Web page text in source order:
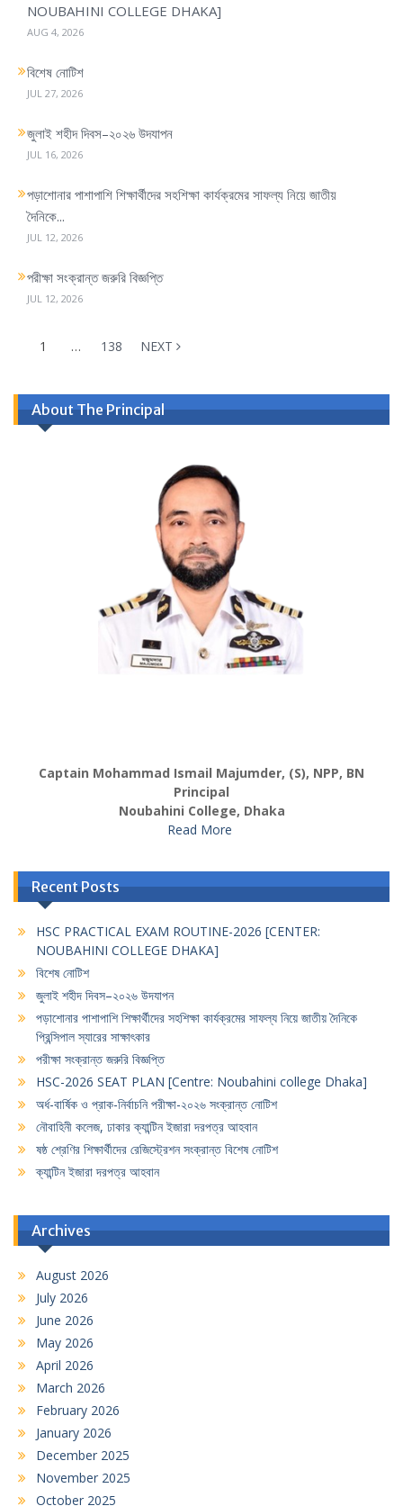
NOUBAHINI COLLEGE DHAKA]
AUG 4, 2026
বিশেষ নোটিশ
JUL 27, 2026
জুলাই শহীদ দিবস–২০২৬ উদযাপন
JUL 16, 2026
পড়াশোনার পাশাপাশি শিক্ষার্থীদের সহশিক্ষা কার্যক্রমের সাফল্য নিয়ে জাতীয়
দৈনিকে...
JUL 12, 2026
পরীক্ষা সংক্রান্ত জরুরি বিজ্ঞপ্তি
JUL 12, 2026
1 … 138 NEXT
About The Principal
Captain Mohammad Ismail Majumder, (S), NPP, BN
Principal
Noubahini College, Dhaka
Read More
Recent Posts
HSC PRACTICAL EXAM ROUTINE-2026 [CENTER:
NOUBAHINI COLLEGE DHAKA]
বিশেষ নোটিশ
জুলাই শহীদ দিবস–২০২৬ উদযাপন
পড়াশোনার পাশাপাশি শিক্ষার্থীদের সহশিক্ষা কার্যক্রমের সাফল্য নিয়ে জাতীয় দৈনিকে
প্রিন্সিপাল স্যারের সাক্ষাৎকার
পরীক্ষা সংক্রান্ত জরুরি বিজ্ঞপ্তি
HSC-2026 SEAT PLAN [Centre: Noubahini college Dhaka]
অর্ধ-বার্ষিক ও প্রাক-নির্বাচনি পরীক্ষা-২০২৬ সংক্রান্ত নোটিশ
নৌবাহিনী কলেজ, ঢাকার ক্যান্টিন ইজারা দরপত্র আহবান
ষষ্ঠ শ্রেণির শিক্ষার্থীদের রেজিস্ট্রেশন সংক্রান্ত বিশেষ নোটিশ
ক্যান্টিন ইজারা দরপত্র আহবান
Archives
August 2026
July 2026
June 2026
May 2026
April 2026
March 2026
February 2026
January 2026
December 2025
November 2025
October 2025